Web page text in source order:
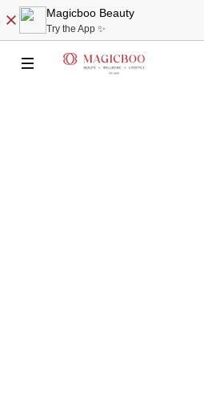
Magicboo Beauty
Try the App ✨